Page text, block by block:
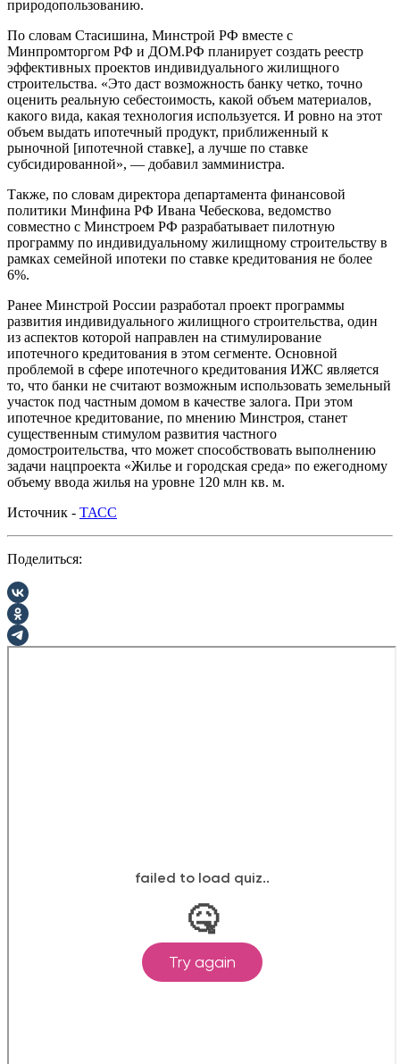
природопользованию.
По словам Стасишина, Минстрой РФ вместе с
Минпромторгом РФ и ДОМ.РФ планирует создать реестр
эффективных проектов индивидуального жилищного
строительства. «Это даст возможность банку четко, точно
оценить реальную себестоимость, какой объем материалов,
какого вида, какая технология используется. И ровно на этот
объем выдать ипотечный продукт, приближенный к
рыночной [ипотечной ставке], а лучше по ставке
субсидированной», — добавил замминистра.
Также, по словам директора департамента финансовой
политики Минфина РФ Ивана Чебескова, ведомство
совместно с Минстроем РФ разрабатывает пилотную
программу по индивидуальному жилищному строительству в
рамках семейной ипотеки по ставке кредитования не более
6%.
Ранее Минстрой России разработал проект программы
развития индивидуального жилищного строительства, один
из аспектов которой направлен на стимулирование
ипотечного кредитования в этом сегменте. Основной
проблемой в сфере ипотечного кредитования ИЖС является
то, что банки не считают возможным использовать земельный
участок под частным домом в качестве залога. При этом
ипотечное кредитование, по мнению Минстроя, станет
существенным стимулом развития частного
домостроительства, что может способствовать выполнению
задачи нацпроекта «Жилье и городская среда» по ежегодному
объему ввода жилья на уровне 120 млн кв. м.
Источник - ТАСС
Поделиться: